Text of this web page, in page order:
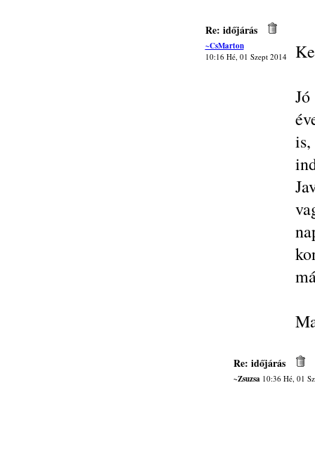
Re: időjárás
~CsMarton
10:16 Hé, 01 Szept 2014
Re: időjárás
~Zsuzsa10:36 Hé, 01